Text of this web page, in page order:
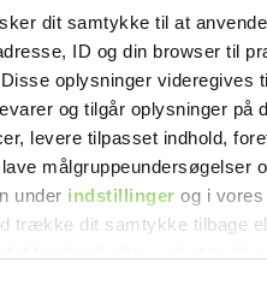
dit samtykke til at
ID og din browser til
oplysninger videregives
og tilgår oplysninger på
levere tilpasset indhold,
målgruppeundersøgelser
under indstillinger og i vores
trække dit samtykke tilbage